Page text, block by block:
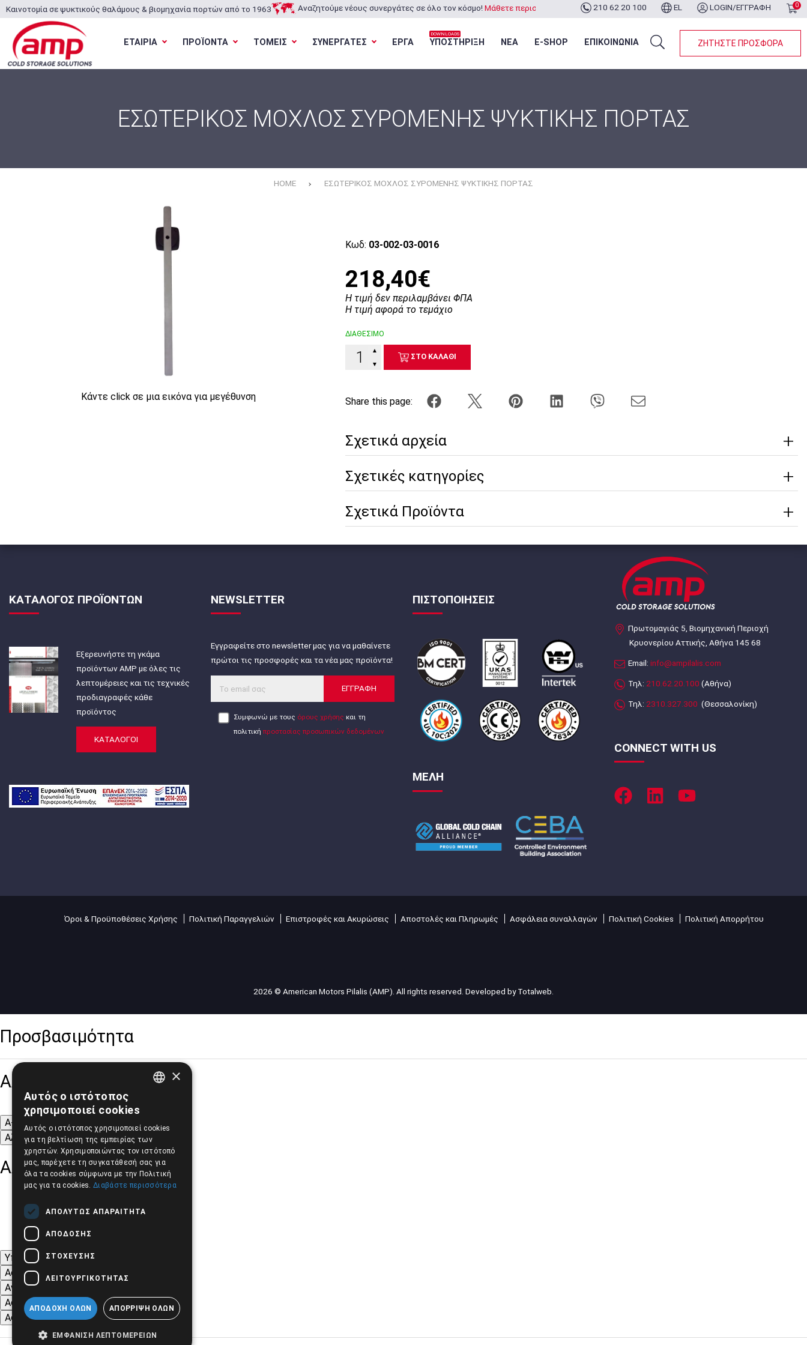
Καινοτομία σε ψυκτικούς θαλάμους & βιομηχανία πορτών από το 1963 Αναζητούμε νέους συνεργάτες σε όλο τον κόσμο! Μάθετε περισσότερα... 210 62 20 100 EL LOGIN/ΕΓΓΡΑΦΗ 0
ΕΤΑΙΡΙΑ ΠΡΟΪΟΝΤΑ ΤΟΜΕΙΣ ΣΥΝΕΡΓΑΤΕΣ ΕΡΓΑ ΥΠΟΣΤΗΡΙΞΗ
DOWNLOADS
ΝΕΑ E-SHOP ΕΠΙΚΟΙΝΩΝΙΑ ΖΗΤΗΣΤΕ ΠΡΟΣΦΟΡΑ
ΕΣΩΤΕΡΙΚΟΣ ΜΟΧΛΟΣ ΣΥΡΟΜΕΝΗΣ ΨΥΚΤΙΚΗΣ ΠΟΡΤΑΣ
HOME ΕΣΩΤΕΡΙΚΟΣ ΜΟΧΛΟΣ ΣΥΡΟΜΕΝΗΣ ΨΥΚΤΙΚΗΣ ΠΟΡΤΑΣ
Κάντε click σε μια εικόνα για μεγέθυνση
Κωδ: 03-002-03-0016
218,40€
Η τιμή δεν περιλαμβάνει ΦΠΑ
Η τιμή αφορά το τεμάχιο
ΔΙΑΘΕΣΙΜΟ
▼
▲
ΣΤΟ ΚΑΛΑΘΙ
Share this page:
Σχετικά αρχεία
Σχετικές κατηγορίες
Σχετικά Προϊόντα
ΚΑΤΑΛΟΓΟΣ ΠΡΟΪΟΝΤΩΝ
Εξερευνήστε τη γκάμα
προϊόντων AMP με όλες τις
λεπτομέρειες και τις τεχνικές
προδιαγραφές κάθε
προϊόντος
ΚΑΤΑΛΟΓΟΙ
NEWSLETTER
Εγγραφείτε στο newsletter μας για να μαθαίνετε
πρώτοι τις προσφορές και τα νέα μας προϊόντα!
ΕΓΓΡΑΦΗ
Συμφωνώ με τους όρους χρήσης και τη
πολιτική προστασίας προσωπικών δεδομένων
ΠΙΣΤΟΠΟΙΗΣΕΙΣ
ΜΕΛΗ
Πρωτομαγιάς 5, Βιομηχανική Περιοχή
Κρυονερίου Αττικής, Αθήνα 145 68
Email: info@ampilalis.com
Τηλ: 210.62.20.100 (Αθήνα)
Τηλ: 2310.327.300 (Θεσσαλονίκη)
CONNECT WITH US
Όροι & Προϋποθέσεις Χρήσης Πολιτική Παραγγελιών Επιστροφές και Ακυρώσεις Αποστολές και Πληρωμές Ασφάλεια συναλλαγών Πολιτική Cookies Πολιτική Απορρήτου
2026 © American Motors Pilalis (AMP). All rights reserved. Developed byTotalweb
Προσβασιμότητα
Αλλαγή Μεγέθους
A-
Αλλαγή Γραμματοσειράς
Αλλαγή Χρώματος
Υπογράμμιση συνδέσμων
Ασπρόμαυρες Εικόνες
Αντίθεση Χρωμάτων και Εικόνων
Αφαίρεση κινούμενων εικόνων
Αφαίρεση Στυλ
×
Αυτός ο ιστότοπος
χρησιμοποιεί cookies
Αυτός ο ιστότοπος χρησιμοποιεί cookies
για τη βελτίωση της εμπειρίας των
χρηστών. Χρησιμοποιώντας τον ιστότοπό
μας, παρέχετε τη συγκατάθεσή σας για
όλα τα cookies σύμφωνα με την Πολιτική
μας για τα cookies. Διαβάστε περισσότερα
ΑΠΟΛΎΤΩΣ ΑΠΑΡΑΊΤΗΤΑ
ΑΠΌΔΟΣΗΣ
ΣΤΌΧΕΥΣΗΣ
ΛΕΙΤΟΥΡΓΙΚΌΤΗΤΑΣ
ΑΠΟΔΟΧΉ ΌΛΩΝ ΑΠΌΡΡΙΨΗ ΌΛΩΝ
ΕΜΦΆΝΙΣΗ ΛΕΠΤΟΜΕΡΕΙΏΝ